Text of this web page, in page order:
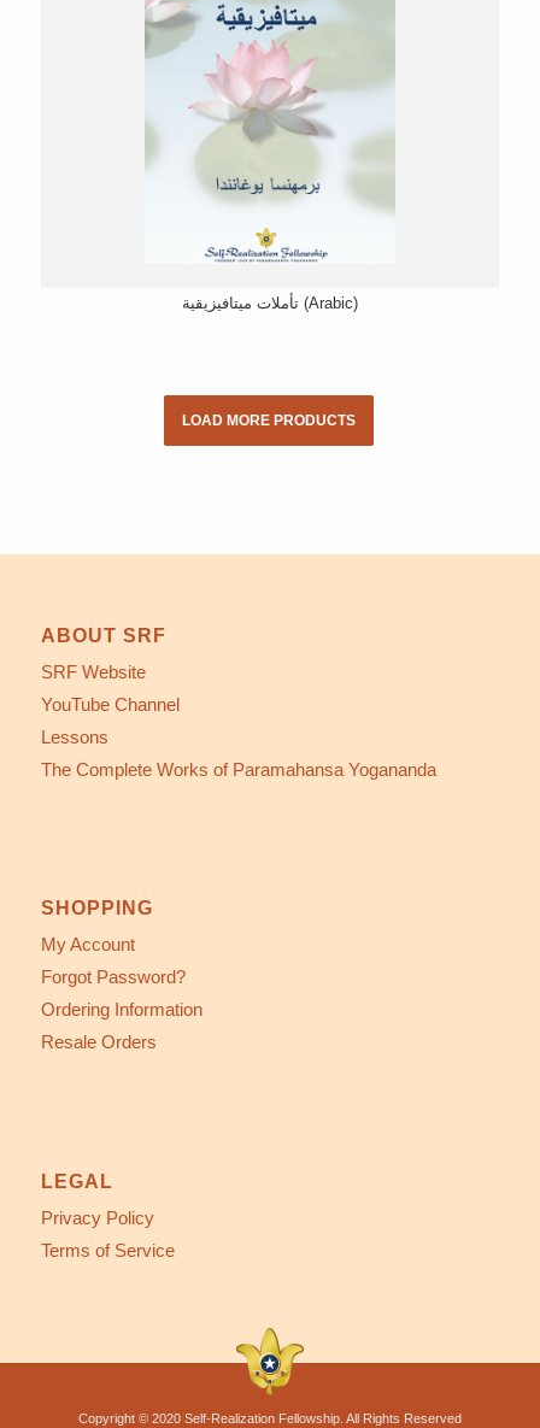
تأملات میتافیزیقیة (Arabic)
LOAD MORE PRODUCTS
ABOUT SRF
SRF Website
YouTube Channel
Lessons
The Complete Works of Paramahansa Yogananda
SHOPPING
My Account
Forgot Password?
Ordering Information
Resale Orders
LEGAL
Privacy Policy
Terms of Service
Copyright © 2020 Self-Realization Fellowship. All Rights Reserved